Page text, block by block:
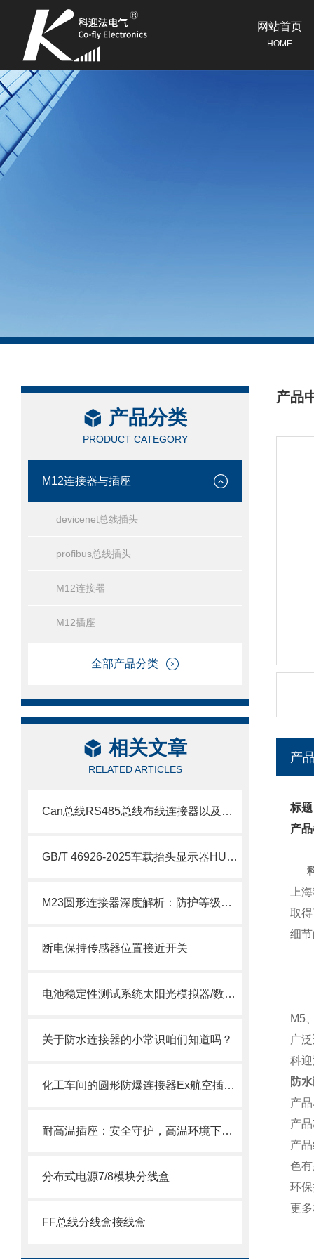
网站首页
HOME
产品分类
PRODUCT CATEGORY
M12连接器与插座
devicenet总线插头
profibus总线插头
M12连接器
M12插座
全部产品分类
相关文章
RELATED ARTICLES
Can总线RS485总线布线连接器以及航空插头定义
GB/T 46926-2025车载抬头显示器HUD日光阳光倒灌GC003
M23圆形连接器深度解析：防护等级、材质与安装指南
断电保持传感器位置接近开关
电池稳定性测试系统太阳光模拟器/数字源表/测试软件
关于防水连接器的小常识咱们知道吗？
化工车间的圆形防爆连接器Ex航空插头插座如何选
耐高温插座：安全守护，高温环境下的用电保障
分布式电源7/8模块分线盒
FF总线分线盒接线盒
产品
/
产
标
产
上
取
细
M5
广
科
防
产
产
产
色
环
更